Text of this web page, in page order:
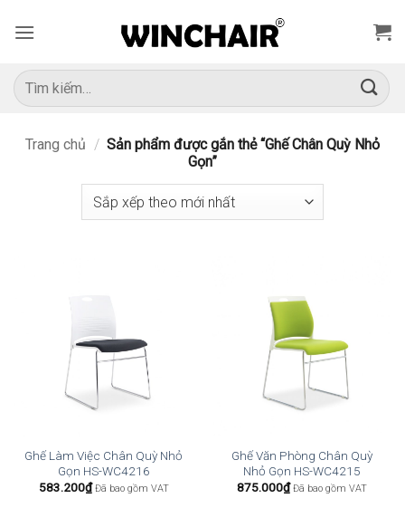
qua
dung
Tìm
kiếm:
Trang chủ / Sản phẩm được gắn thẻ “Ghế Chân Quỳ Nhỏ
Gọn”
Ghế Làm Việc Chân Quỳ Nhỏ
Gọn HS-WC4216
583.200₫ Đã bao gồm VAT
Ghế Văn Phòng Chân Quỳ
Nhỏ Gọn HS-WC4215
875.000₫ Đã bao gồm VAT